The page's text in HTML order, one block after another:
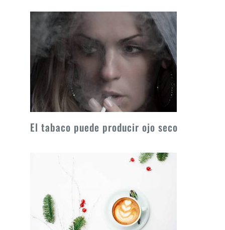
El tabaco puede producir ojo seco